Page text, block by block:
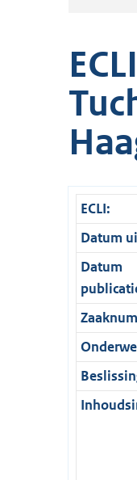
ECLI:
Datum
Datum